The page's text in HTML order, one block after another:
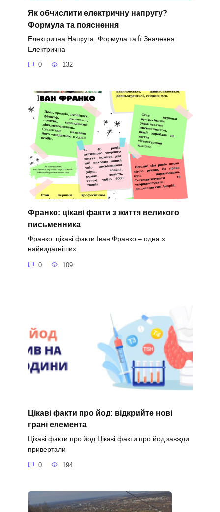
Як обчислити електричну напругу?
Формула та пояснення
Електрична Напруга: Формула та Її Значення
Електрична
0 132
Франко: цікаві факти з життя великого
письменника
Франко: цікаві факти Іван Франко – одна з
найвидатніших
0 109
Цікаві факти про йод: відкрийте нові
грані елемента
Цікаві факти про йод Цікаві факти про йод завжди
привертали
0 194